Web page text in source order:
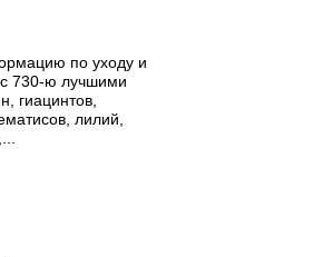
по уходу и
730-ю лучшими
гиацинтов,
лилий,